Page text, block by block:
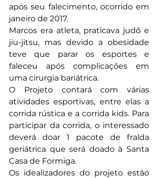
após seu falecimento, ocorrido em
janeiro de 2017.
Marcos era atleta, praticava judô e
jiu-jitsu, mas devido a obesidade
teve que parar os esportes e
faleceu após complicações em
uma cirurgia bariátrica.
O Projeto contará com várias
atividades esportivas, entre elas a
corrida rústica e a corrida kids. Para
participar da corrida, o interessado
deverá doar 1 pacote de fralda
geriátrica que será doado à Santa
Casa de Formiga.
Os idealizadores do projeto estão